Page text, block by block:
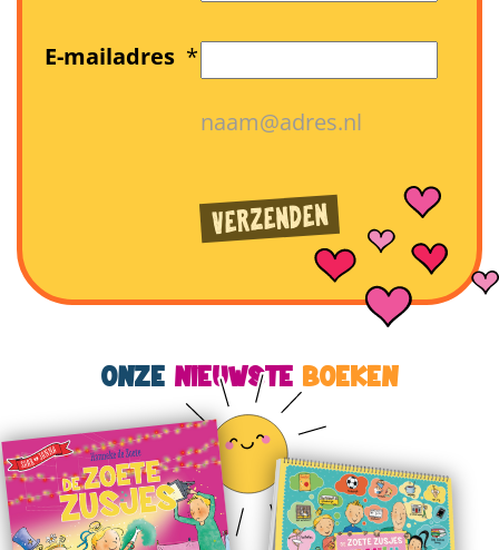
E-mailadres *
naam@adres.nl
ONZE NIEUWSTE BOEKEN